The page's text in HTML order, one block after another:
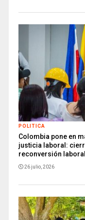
POLITICA
Colombia pone en
justicia laboral:
reconversión
26 julio, 2026